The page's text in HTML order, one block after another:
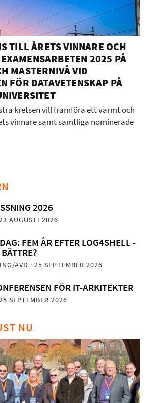
TILL ÅRETS VINNARE OCH
2025 PÅ
MASTERNIVÅ VID
FÖR DATAVETENSKAP PÅ
kretsen vill framföra ett varmt och
vinnare samt samtliga nominerade
2026
AUGUSTI 2026
FEM ÅR EFTER LOG4SHELL -
AVD · 25 SEPTEMBER 2026
FÖR IT-ARKITEKTER
SEPTEMBER 2026
NU